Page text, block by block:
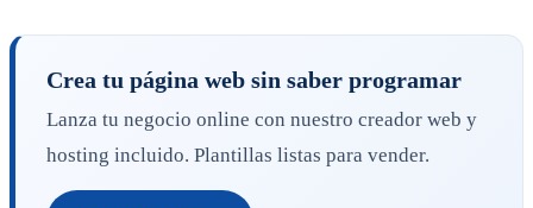
Crea tu página web sin saber programar
Lanza tu negocio online con nuestro creador web y
hosting incluido. Plantillas listas para vender.